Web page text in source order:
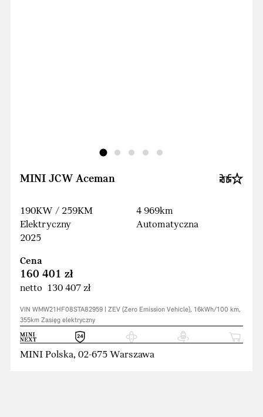
MINI JCW Aceman
190KW / 259KM
Elektryczny
2025
4 969km
Automatyczna
Cena
160 401 zł
netto 130 407 zł
VIN WMW21HF08STA82959 | ZEV (Zero Emission Vehicle), 16kWh/100 km,
355km Zasięg elektryczny
MINI Polska, 02-675 Warszawa